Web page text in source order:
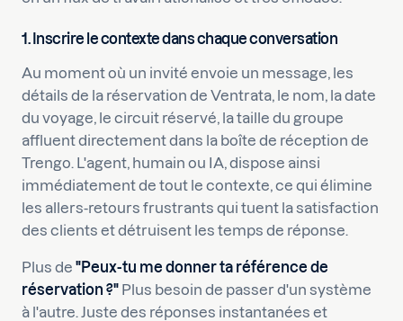
1. Inscrire le contexte dans chaque conversation
Au moment où un invité envoie un message, les
détails de la réservation de Ventrata, le nom, la date
du voyage, le circuit réservé, la taille du groupe
affluent directement dans la boîte de réception de
Trengo. L'agent, humain ou IA, dispose ainsi
immédiatement de tout le contexte, ce qui élimine
les allers-retours frustrants qui tuent la satisfaction
des clients et détruisent les temps de réponse.
Plus de "Peux-tu me donner ta référence de
réservation ?" Plus besoin de passer d'un système
à l'autre. Juste des réponses instantanées et